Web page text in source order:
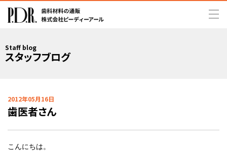
Staff blog
スタッフブログ
2012年05月16日
歯医者さん
こんにちは。